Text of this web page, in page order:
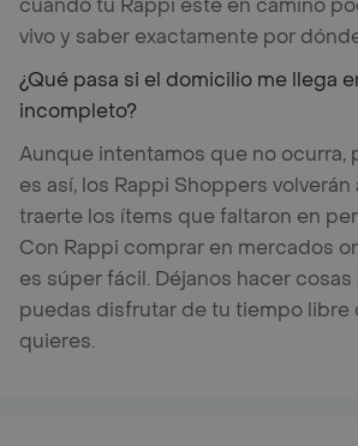
cuando tu Rappi esté en camino
vivo y saber exactamente por
¿Qué pasa si el domicilio me llega
incompleto?
Aunque intentamos que no ocurra,
es así, los Rappi Shoppers
traerte los ítems que faltaron en
Con Rappi comprar en mercados
es súper fácil. Déjanos hacer
puedas disfrutar de tu tiempo libre
quieres.